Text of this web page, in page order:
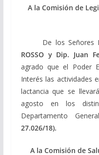
A la Comisión de
De los Señores
ROSSO y Dip. Juan
agrado que el Poder
Interés las actividades
lactancia que se
agosto en los
Departamento
27.026/18).
A la Comisión de